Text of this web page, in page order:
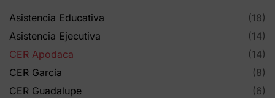
Asistencia Educativa
(18)
Asistencia Ejecutiva
(14)
CER Apodaca
(14)
CER García
(8)
CER Guadalupe
(6)